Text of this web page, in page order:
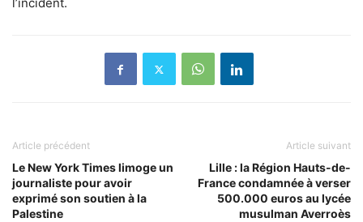
l’incident.
Article précédent
Le New York Times limoge un
journaliste pour avoir
exprimé son soutien à la
Palestine
Article suivant
Lille : la Région Hauts-de-
France condamnée à verser
500.000 euros au lycée
musulman Averroès